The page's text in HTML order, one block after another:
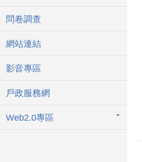
問卷調查
網站連結
影音專區
戶政服務網
Web2.0專區